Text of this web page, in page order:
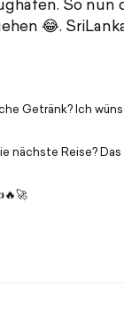
😂.
Getränk? Ich
nächste Reise?